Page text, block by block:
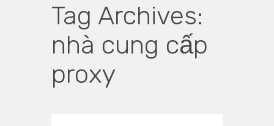
Tag Archives:
nhà cung cấp
proxy